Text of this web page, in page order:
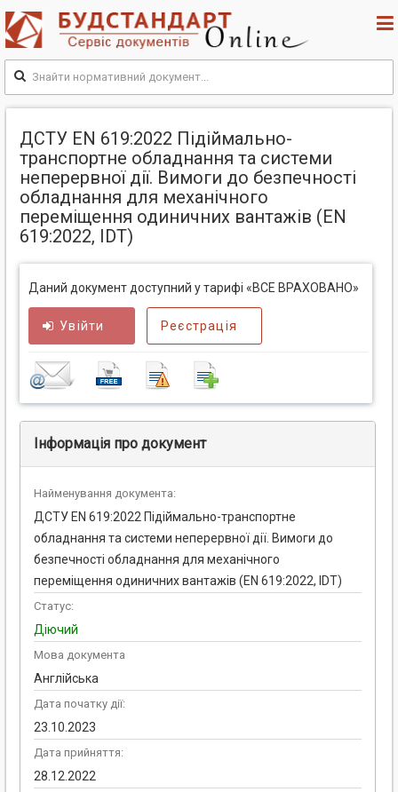
ДСТУ EN 619:2022 Підіймально-
транспортне обладнання та системи
неперервної дії. Вимоги до безпечності
обладнання для механічного
переміщення одиничних вантажів (EN
619:2022, IDT)
Даний документ доступний у тарифі «ВСЕ ВРАХОВАНО»
Увійти Реєстрація
Інформація про документ
Найменування документа:
ДСТУ EN 619:2022 Підіймально-транспортне
обладнання та системи неперервної дії. Вимоги до
безпечності обладнання для механічного
переміщення одиничних вантажів (EN 619:2022, IDT)
Статус:
Діючий
Мова документа
Англійська
Дата початку дії:
23.10.2023
Дата прийняття:
28.12.2022